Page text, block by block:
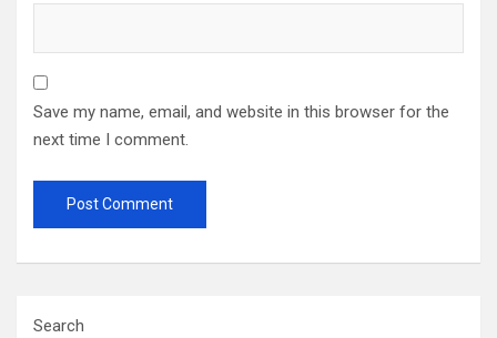
Save my name, email, and website in this browser for the
next time I comment.
Search